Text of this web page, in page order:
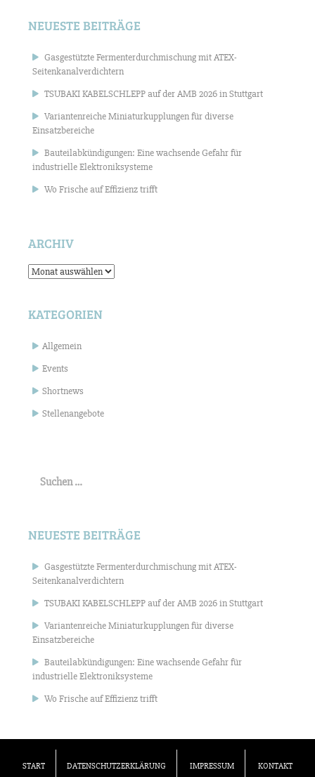
NEUESTE BEITRÄGE
Gasgestützte Fermenterdurchmischung mit ATEX-
Seitenkanalverdichtern
TSUBAKI KABELSCHLEPP auf der AMB 2026 in Stuttgart
Variantenreiche Miniaturkupplungen für diverse
Einsatzbereiche
Bauteilabkündigungen: Eine wachsende Gefahr für
industrielle Elektroniksysteme
Wo Frische auf Effizienz trifft
ARCHIV
Archiv
KATEGORIEN
Allgemein
Events
Shortnews
Stellenangebote
nach:
NEUESTE BEITRÄGE
Gasgestützte Fermenterdurchmischung mit ATEX-
Seitenkanalverdichtern
TSUBAKI KABELSCHLEPP auf der AMB 2026 in Stuttgart
Variantenreiche Miniaturkupplungen für diverse
Einsatzbereiche
Bauteilabkündigungen: Eine wachsende Gefahr für
industrielle Elektroniksysteme
Wo Frische auf Effizienz trifft
START DATENSCHUTZERKLÄRUNG IMPRESSUM KONTAKT